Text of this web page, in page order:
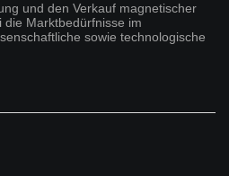
und den Verkauf magnetischer
die Marktbedürfnisse im
sowie technologische